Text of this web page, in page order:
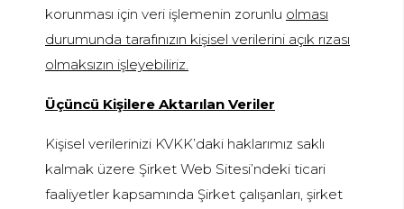
korunması için veri işlemenin zorunlu olması
durumunda tarafınızın kişisel verilerini açık rızası
olmaksızın işleyebiliriz.
Üçüncü Kişilere Aktarılan Veriler
Kişisel verilerinizi KVKK’daki haklarımız saklı
kalmak üzere Şirket Web Sitesi’ndeki ticari
faaliyetler kapsamında Şirket çalışanları, şirket